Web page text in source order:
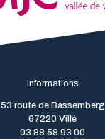
Informations
53 route de Bassemberg
67220 Villé
03 88 58 93 00